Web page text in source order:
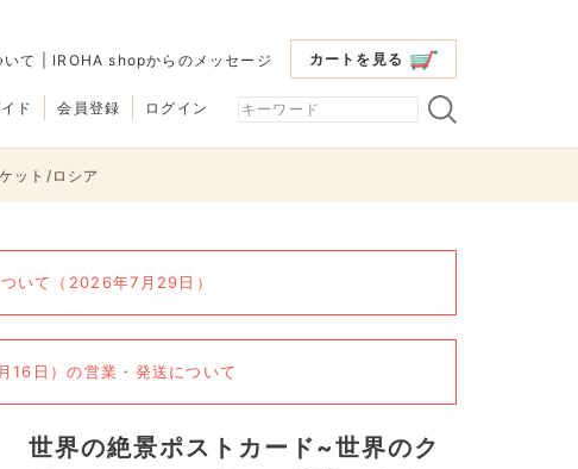
カートを見る
て IROHA shopからのメッセージ
会員登録 ログイン
ド
ット/ロシア
いて（2026年7月29日）
日）の営業・発送について
世界の絶景ポストカード~世界のク